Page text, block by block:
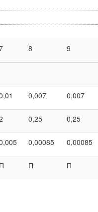
8 9
0,007 0,007
0,25 0,25
0,00085 0,00085
П П П